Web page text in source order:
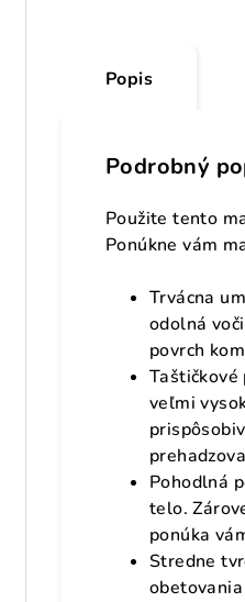
Popis
Podrobný
Použite tento
Ponúkne vám
Trvácna
odolná
povrch
Taštičkové
veľmi
Pohodlná
telo.
ponúka
Stredne